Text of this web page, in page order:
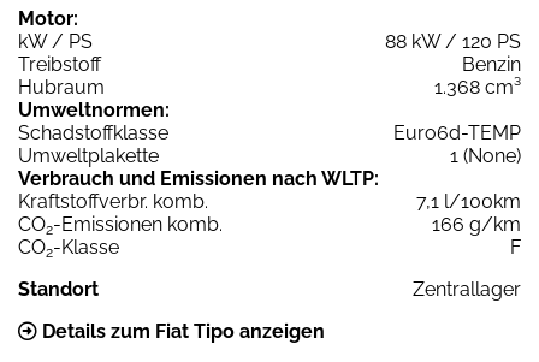
Motor:
kW / PS
88 kW / 120 PS
Treibstoff
Benzin
Hubraum
1.368 cm³
Umweltnormen:
Schadstoffklasse
Euro6d-TEMP
Umweltplakette
1 (None)
Verbrauch und Emissionen nach WLTP:
Kraftstoffverbr. komb.
7,1 l/100km
CO2-Emissionen komb.
166 g/km
CO2-Klasse
F
Standort
Zentrallager
Details zum Fiat Tipo anzeigen